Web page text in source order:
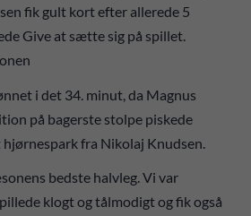
fik gult kort efter allerede 5
Give at sætte sig på spillet.
i det 34. minut, da Magnus
på bagerste stolpe piskede
fra Nikolaj Knudsen.
bedste halvleg. Vi var
klogt og tålmodigt og fik også